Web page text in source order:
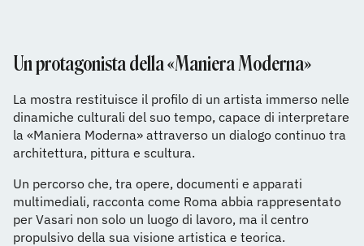
Un protagonista della «Maniera Moderna»
La mostra restituisce il profilo di un artista immerso nelle
dinamiche culturali del suo tempo, capace di interpretare
la «Maniera Moderna» attraverso un dialogo continuo tra
architettura, pittura e scultura.
Un percorso che, tra opere, documenti e apparati
multimediali, racconta come Roma abbia rappresentato
per Vasari non solo un luogo di lavoro, ma il centro
propulsivo della sua visione artistica e teorica.